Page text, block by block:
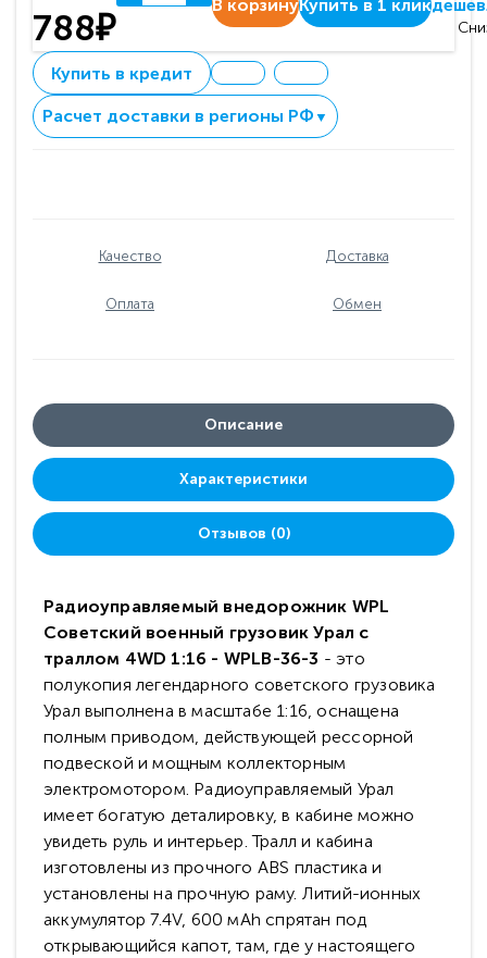
788₽
В корзинуКупить в 1 клик
Купить в кредит
Расчет доставки в регионы РФ ▼
Качество Доставка
Оплата Обмен
Описание
Характеристики
Отзывов (0)
Радиоуправляемый внедорожник WPL
Советский военный грузовик Урал с
траллом 4WD 1:16 - WPLB-36-3 - это
полукопия легендарного советского грузовика
Урал выполнена в масштабе 1:16, оснащена
полным приводом, действующей рессорной
подвеской и мощным коллекторным
электромотором. Радиоуправляемый Урал
имеет богатую деталировку, в кабине можно
увидеть руль и интерьер. Тралл и кабина
изготовлены из прочного АВS пластика и
установлены на прочную раму. Литий-ионных
аккумулятор 7.4V, 600 мАh спрятан под
открывающийся капот, там, где у настоящего